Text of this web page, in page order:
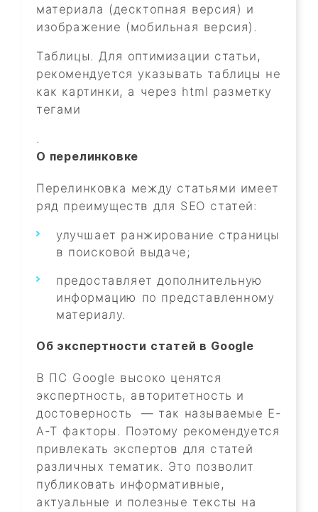
материала (десктопная версия) и
изображение (мобильная версия).
Таблицы. Для оптимизации статьи,
рекомендуется указывать таблицы не
как картинки, а через html разметку
тегами
.
О перелинковке
Перелинковка между статьями имеет
ряд преимуществ для SEO статей:
улучшает ранжирование страницы
в поисковой выдаче;
предоставляет дополнительную
информацию по представленному
материалу.
Об экспертности статей в Google
В ПС Google высоко ценятся
экспертность, авторитетность и
достоверность — так называемые E-
A-T факторы. Поэтому рекомендуется
привлекать экспертов для статей
различных тематик. Это позволит
публиковать информативные,
актуальные и полезные тексты на